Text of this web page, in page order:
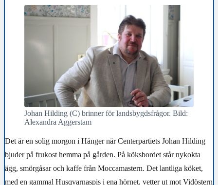
Johan Hilding (C) brinner för landsbygdsfrågor. Bild:
Alexandra Aggerstam
Det är en solig morgon i Hånger när Centerpartiets Johan Hilding
bjuder på frukost hemma på gården. På köksbordet står nykokta
ägg, smörgåsar och kaffe från Moccamastern. Det lantliga köket,
med en gammal Husqvarnaspis i ena hörnet, vetter ut mot Vidöstern